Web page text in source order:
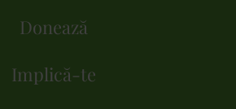
Donează
Implică-te